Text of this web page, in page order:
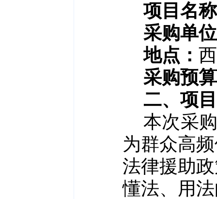
项目名
采购单位
地点 ：
采购预
二、项
本次采
为群众高
法律援助
懂法、用